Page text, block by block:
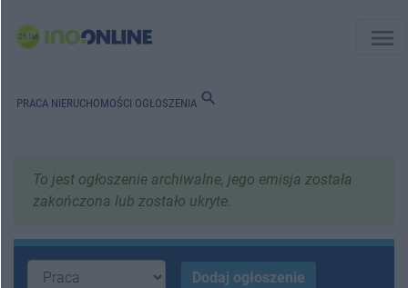
menu
PRACA NIERUCHOMOŚCI OGŁOSZENIA search
To jest ogłoszenie archiwalne, jego emisja została
zakończona lub zostało ukryte.